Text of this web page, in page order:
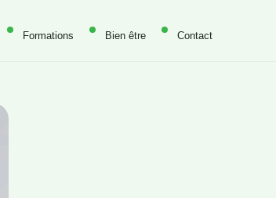
Formations Bien être Contact